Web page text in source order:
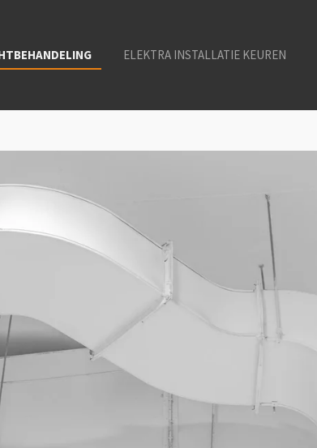
ELEKTRA INSTALLATIE KEUREN